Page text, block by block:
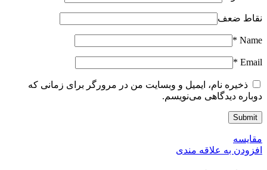
نقاط ضعف
Name
*
Email
*
ذخیره نام، ایمیل و وبسایت من در مرورگر برای زمانی که
دوباره دیدگاهی می‌نویسم.
مقایسه
افزودن به علاقه مندی